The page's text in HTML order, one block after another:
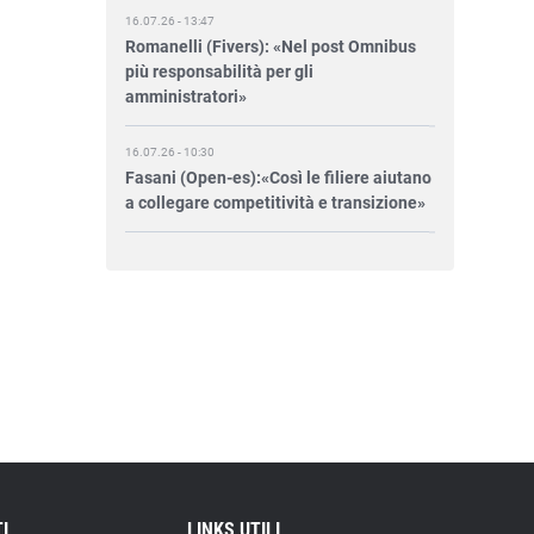
Romanelli (Fivers): «Nel post Omnibus
più responsabilità per gli
amministratori»
16.07.26 - 10:30
Fasani (Open-es):«Così le filiere aiutano
a collegare competitività e transizione»
15.07.26 - 12:37
Direttiva Empowering: come gestire le
LINKS UTILI